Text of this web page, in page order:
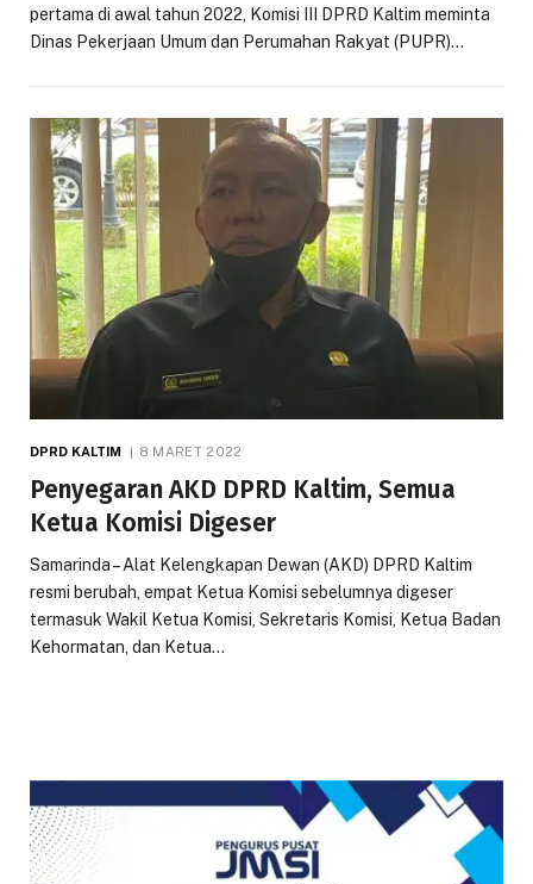
pertama di awal tahun 2022, Komisi III DPRD Kaltim meminta
Dinas Pekerjaan Umum dan Perumahan Rakyat (PUPR)…
DPRD KALTIM 8 MARET 2022
Penyegaran AKD DPRD Kaltim, Semua
Ketua Komisi Digeser
Samarinda – Alat Kelengkapan Dewan (AKD) DPRD Kaltim
resmi berubah, empat Ketua Komisi sebelumnya digeser
termasuk Wakil Ketua Komisi, Sekretaris Komisi, Ketua Badan
Kehormatan, dan Ketua…